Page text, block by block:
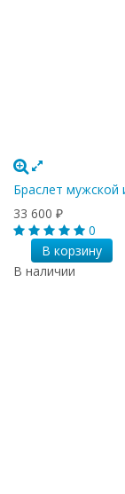
Браслет мужской
33 600 ₽
0
В корзину
В наличии